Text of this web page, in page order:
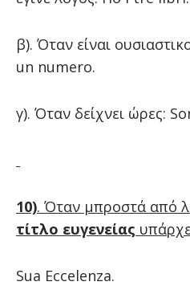
β). Όταν είναι
un numero.
γ). Όταν δείχνει ώρες:
10). Όταν μπροστά από
τίτλο ευγενείας
Sua Eccelenza.